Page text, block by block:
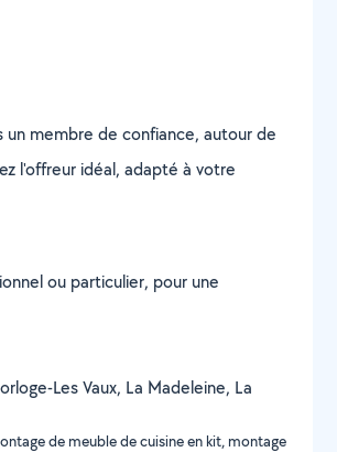
membre de confiance, autour de
l'offreur idéal, adapté à votre
ou particulier, pour une
Les Vaux, La Madeleine, La
de meuble de cuisine en kit, montage